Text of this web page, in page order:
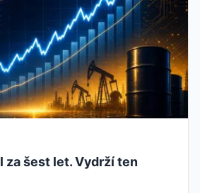
za šest let. Vydrží ten